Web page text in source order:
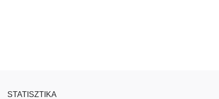
STATISZTIKA